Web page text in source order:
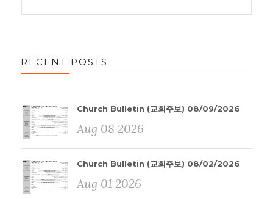
RECENT POSTS
Church Bulletin (교회주보) 08/09/2026
Aug 08 2026
Church Bulletin (교회주보) 08/02/2026
Aug 01 2026